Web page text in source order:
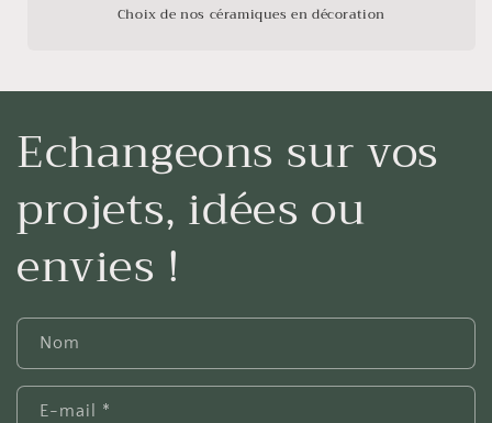
Choix de nos céramiques en décoration
Echangeons sur vos
projets, idées ou
envies !
Nom
E-mail *